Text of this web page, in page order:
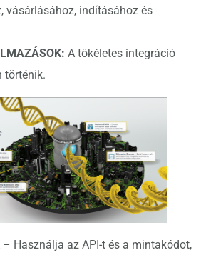
vásárlásához, indításához és
A tökéletes integráció
történik.
– Használja az API-t és a mintakódot,